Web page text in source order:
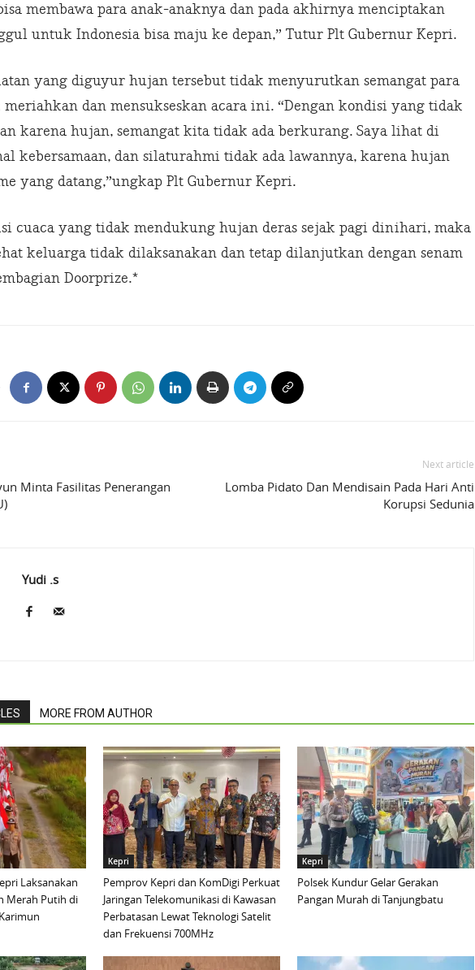
membawa para anak-anaknya dan pada akhirnya menciptakan
untuk Indonesia bisa maju ke depan,” Tutur Plt Gubernur Kepri.
yang diguyur hujan tersebut tidak menyurutkan semangat para
dan mensukseskan acara ini. “Dengan kondisi yang tidak
karena hujan, semangat kita tidak ada berkurang. Saya lihat di
kebersamaan, dan silaturahmi tidak ada lawannya, karena hujan
yang datang,”ungkap Plt Gubernur Kepri.
cuaca yang tidak mendukung hujan deras sejak pagi dinihari, maka
keluarga tidak dilaksanakan dan tetap dilanjutkan dengan senam
Doorprize.*
Minta Fasilitas Penerangan
Next article
Lomba Pidato Dan Mendisain Pada Hari Anti
Korupsi Sedunia
Yudi .s
MORE FROM AUTHOR
Laksanakan
Merah Putih di
Kepri
Pemprov Kepri dan KomDigi Perkuat
Jaringan Telekomunikasi di Kawasan
Perbatasan Lewat Teknologi Satelit
dan Frekuensi 700MHz
Kepri
Polsek Kundur Gelar Gerakan
Pangan Murah di Tanjungbatu